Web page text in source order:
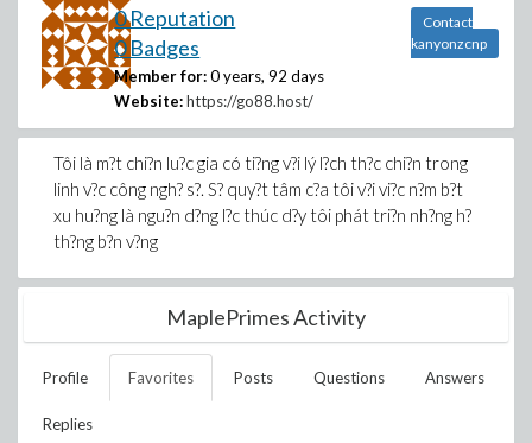
0 Reputation
0 Badges
Member for: 0 years, 92 days
Website: https://go88.host/
Contact
kanyonzcnp
Tôi là m?t chi?n lu?c gia có ti?ng v?i lý l?ch th?c chi?n trong
linh v?c công ngh? s?. S? quy?t tâm c?a tôi v?i vi?c n?m b?t
xu hu?ng là ngu?n d?ng l?c thúc d?y tôi phát tri?n nh?ng h?
th?ng b?n v?ng
MaplePrimes Activity
Profile Favorites Posts Questions Answers
Replies